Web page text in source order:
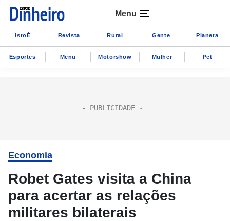
Menu
IstoÉ Revista Rural Gente Planeta
Esportes Menu Motorshow Mulher Pet
Economia
Robet Gates visita a China
para acertar as relações
militares bilaterais